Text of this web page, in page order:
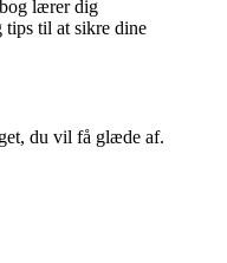
lærer dig
til at sikre dine
du vil få glæde af.